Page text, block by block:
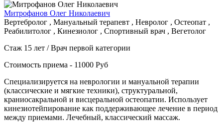
Митрофанов Олег Николаевич
Вертебролог , Мануальный терапевт , Невролог , Остеопат ,
Реабилитолог , Кинезиолог , Спортивный врач , Вегетолог
Стаж 15 лет / Врач первой категории
Стоимость приема - 11000 Руб
Специализируется на неврологии и мануальной терапии
(классические и мягкие техники), структуральной,
краниосакральной и висцеральной остеопатии. Использует
кинезиотейпирование как поддерживающее лечение в период
между приемами. Лечебный, классический массаж.